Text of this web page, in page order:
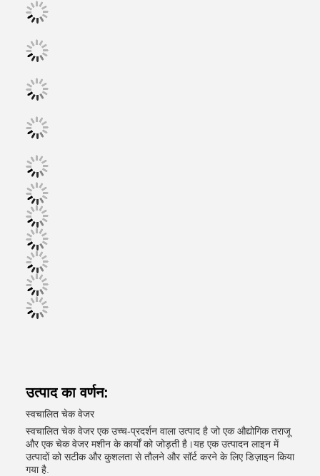
उत्पाद का वर्णन:
स्वचालित चेक वेजर
स्वचालित चेक वेजर एक उच्च-प्रदर्शन वाला उत्पाद है जो एक औद्योगिक तराजू
और एक चेक वेजर मशीन के कार्यों को जोड़ती है।यह एक उत्पादन लाइन में
उत्पादों को सटीक और कुशलता से तौलने और सॉर्ट करने के लिए डिज़ाइन किया
गया है.